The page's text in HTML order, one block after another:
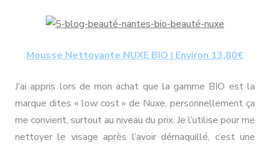
Mousse Nettoyante NUXE BIO | Environ 13,80€
J’ai appris lors de mon achat que la gamme BIO est la
marque dites « low cost » de Nuxe, personnellement ça
me convient, surtout au niveau du prix. Je l’utilise pour me
nettoyer le visage après l’avoir démaquillé, c’est une